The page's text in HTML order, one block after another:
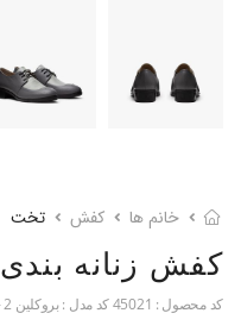
خانم ها کفش تخت
کفش زنانه بندی
کد محصول : 45021کد مدل :بروکلین 2 - Brooklynn 02